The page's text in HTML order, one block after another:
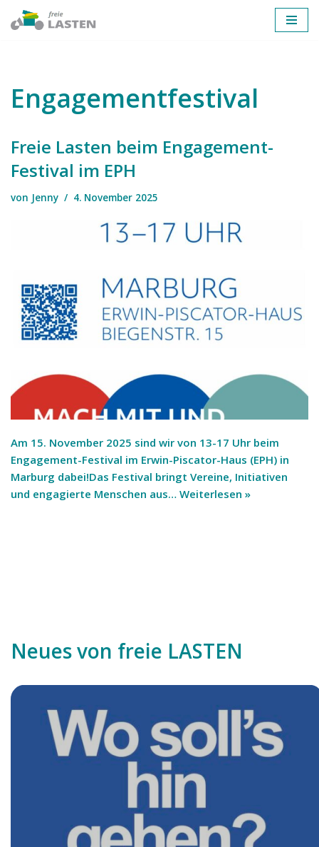
Engagementfestival
Freie Lasten beim Engagement-
Festival im EPH
von Jenny 4. November 2025
Am 15. November 2025 sind wir von 13-17 Uhr beim
Engagement-Festival im Erwin-Piscator-Haus (EPH) in
Marburg dabei!Das Festival bringt Vereine, Initiativen
und engagierte Menschen aus… Weiterlesen »
Neues von freie LASTEN